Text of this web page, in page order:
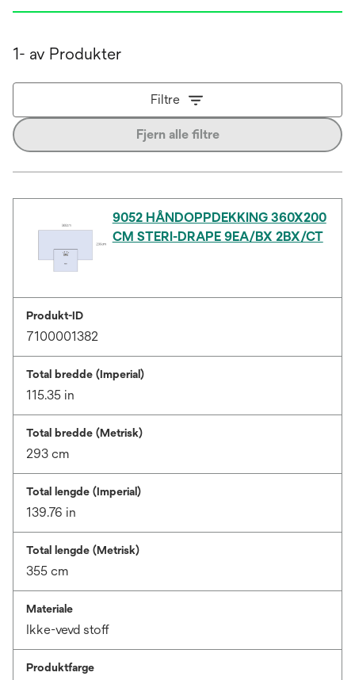
1- av Produkter
Filtre
Fjern alle filtre
9052 HÅNDOPPDEKKING 360X200
CM STERI-DRAPE 9EA/BX 2BX/CT
Produkt-ID
7100001382
Total bredde (Imperial)
115.35 in
Total bredde (Metrisk)
293 cm
Total lengde (Imperial)
139.76 in
Total lengde (Metrisk)
355 cm
Materiale
Ikke-vevd stoff
Produktfarge